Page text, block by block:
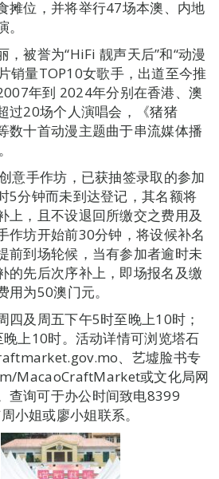
摊位，并将举行47场本澳、内地
，被誉为“HiFi 靓声天后”和“动漫
销量TOP10女歌手，出道至今推
年到 2024年分别在香港、澳
过20场个人演唱会，《猪猪
数十首动漫主题曲于串流媒体播
意手作坊，已获抽签录取的参加
5分钟而未到达登记，其名额将
上，且不设退回所缴交之费用及
作坊开始前30分钟，将设候补名
前到场轮候，当有参加者逾时未
的先后次序补上，即场报名及缴
为50澳门元。
四及周五下午5时至晚上10时；
上10时。活动详情可浏览塔石
、艺墟脸书专
MacaoCraftMarket或文化局网
查询可于办公时间致电8399
小姐或廖小姐联系。